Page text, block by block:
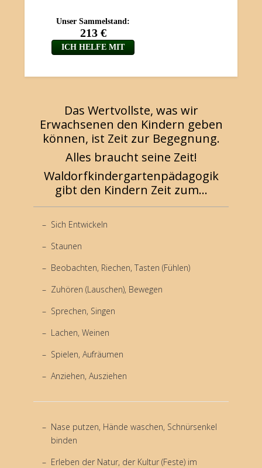
Das Wertvollste, was wir
Erwachsenen den Kindern geben
können, ist Zeit zur Begegnung.
Alles braucht seine Zeit!
Waldorfkindergartenpädagogik
gibt den Kindern Zeit zum...
Sich Entwickeln
Staunen
Beobachten, Riechen, Tasten (Fühlen)
Zuhören (Lauschen), Bewegen
Sprechen, Singen
Lachen, Weinen
Spielen, Aufräumen
Anziehen, Ausziehen
Nase putzen, Hände waschen, Schnürsenkel
binden
Erleben der Natur, der Kultur (Feste) im